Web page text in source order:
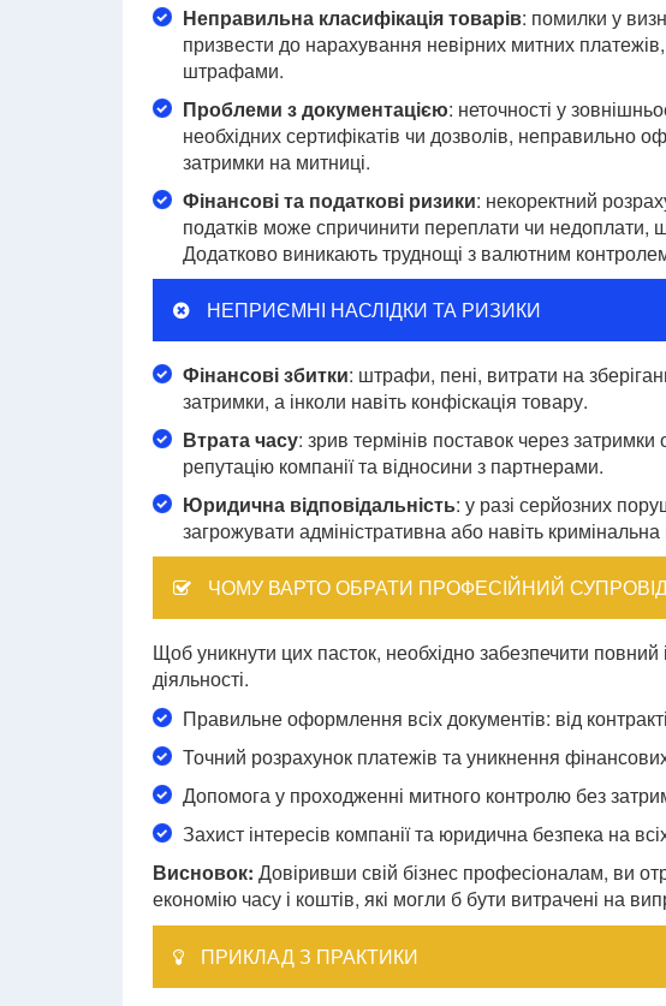
Неправильна класифікація товарів: помилки у
призвести до нарахування невірних митних
штрафами.
Проблеми з документацією: неточності у
необхідних сертифікатів чи дозволів, неправильно
затримки на митниці.
Фінансові та податкові ризики: некоректний
податків може спричинити переплати чи недоплати,
Додатково виникають труднощі з валютним контролем
НЕПРИЄМНІ НАСЛІДКИ ТА РИЗИКИ
Фінансові збитки: штрафи, пені, витрати на
затримки, а інколи навіть конфіскація товару.
Втрата часу: зрив термінів поставок через
репутацію компанії та відносини з партнерами.
Юридична відповідальність: у разі серйозних
загрожувати адміністративна або навіть кримінальна
ЧОМУ ВАРТО ОБРАТИ ПРОФЕСІЙНИЙ
Щоб уникнути цих пасток, необхідно забезпечити повний
діяльності.
Правильне оформлення всіх документів: від
Точний розрахунок платежів та уникнення
Допомога у проходженні митного контролю без
Захист інтересів компанії та юридична безпека на
Висновок: Довіривши свій бізнес професіоналам, ви
економію часу і коштів, які могли б бути витрачені на
ПРИКЛАД З ПРАКТИКИ